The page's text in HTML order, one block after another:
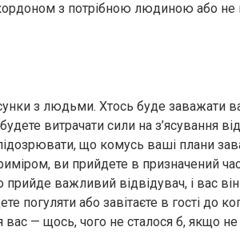
з потрібною людиною або не
з людьми. Хтось буде заважати
витрачати сили на з’ясування
що комусь ваші плани
ви прийдете в призначений
прийде важливий відвідувач, і вас
погуляти або завітаєте в гості до
— щось, чого не сталося б, якщо